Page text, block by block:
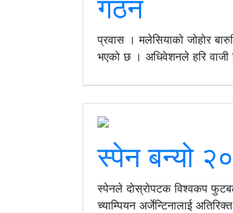
गठन
प्रवास । मलेसियाको जोहोर
भएको छ । अधिवेशनले हरि वाजी
स्पेन बन्यो
स्पेनले दोस्रोपटक विश्वकप
च्याम्पियन अर्जेन्टिनालाई